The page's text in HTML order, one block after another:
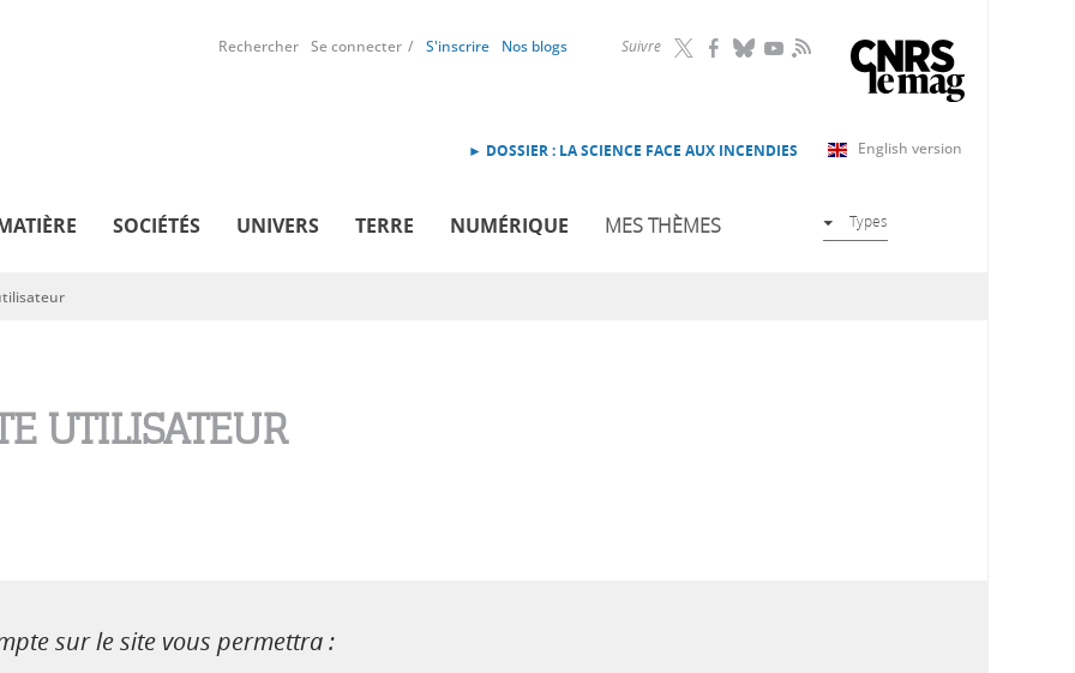
Suivre RSS
Rechercher Se connecter S'inscrire Nos blogs
English version
► DOSSIER : LA SCIENCE FACE AUX INCENDIES
SOCIÉTÉS UNIVERS TERRE NUMÉRIQUE MES THÈMES Types
UTILISATEUR
sur le site vous permettra :